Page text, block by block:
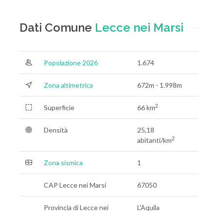
Dati Comune Lecce nei Marsi
Popolazione 2026 1.674
Zona altimetrica 672m - 1.998m
Superficie 66 km2
Densità
25,18
abitanti/km2
Zona sismica 1
CAP Lecce nei Marsi 67050
Provincia di Lecce nei
L'Aquila